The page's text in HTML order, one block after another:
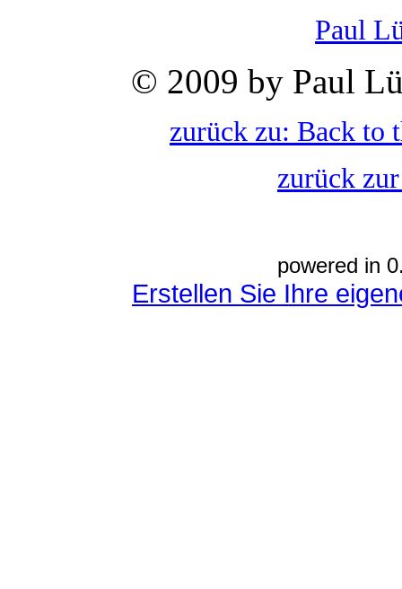
Paul
© 2009 by Paul
zurück zu: Back to
zurück
powered in
Erstellen Sie Ihre